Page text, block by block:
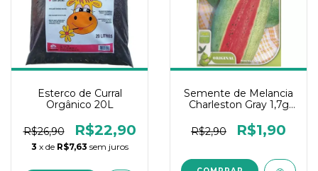
Esterco de Curral
Orgânico 20L
R$26,90 R$22,90
3 x de R$7,63 sem juros
Semente de Melancia
Charleston Gray 1,7g
R$2,90
R$1,90